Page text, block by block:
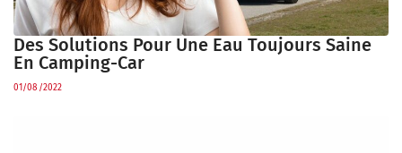
Des Solutions Pour Une Eau Toujours Saine
En Camping-Car
01/08/2022